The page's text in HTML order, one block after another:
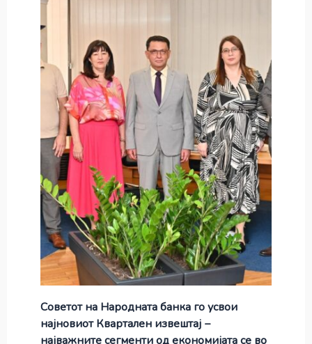
Советот на Народната банка го усвои
најновиот Квартален извештај −
најважните сегменти од економијата се во